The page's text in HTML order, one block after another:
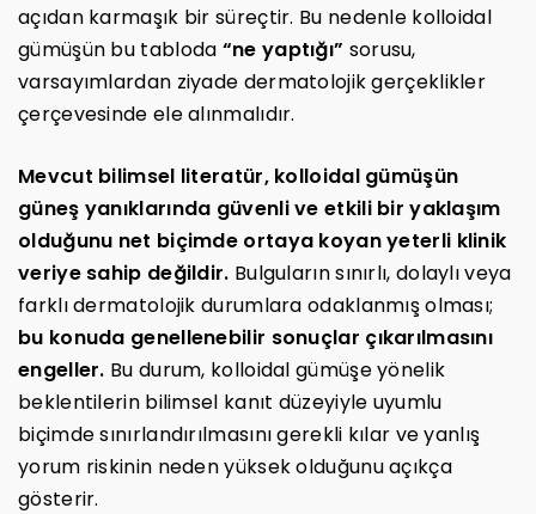
açıdan karmaşık bir süreçtir. Bu nedenle kolloidal
gümüşün bu tabloda “ne yaptığı” sorusu,
varsayımlardan ziyade dermatolojik gerçeklikler
çerçevesinde ele alınmalıdır.
Mevcut bilimsel literatür, kolloidal gümüşün
güneş yanıklarında güvenli ve etkili bir yaklaşım
olduğunu net biçimde ortaya koyan yeterli klinik
veriye sahip değildir. Bulguların sınırlı, dolaylı veya
farklı dermatolojik durumlara odaklanmış olması;
bu konuda genellenebilir sonuçlar çıkarılmasını
engeller. Bu durum, kolloidal gümüşe yönelik
beklentilerin bilimsel kanıt düzeyiyle uyumlu
biçimde sınırlandırılmasını gerekli kılar ve yanlış
yorum riskinin neden yüksek olduğunu açıkça
gösterir.